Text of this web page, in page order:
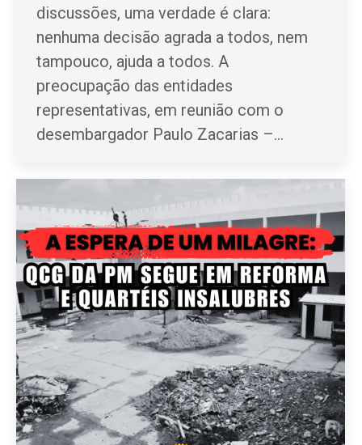
discussões, uma verdade é clara:
nenhuma decisão agrada a todos, nem
tampouco, ajuda a todos. A
preocupação das entidades
representativas, em reunião com o
desembargador Paulo Zacarias –…